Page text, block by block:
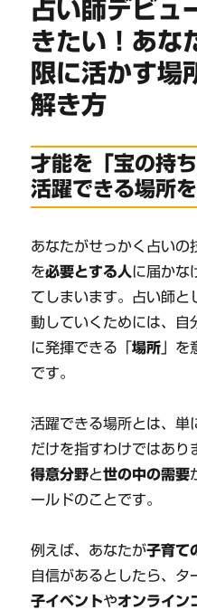
占い師デビュ
きたい！あな
限に活かす場
解き方
才能を「宝の持
活躍できる場所
あなたがせっかく占いの
を必要とする人に届かな
てしまいます。占い師と
動していくためには、自
に発揮できる「場所 」
です。
活躍できる場所とは、単
だけを指すわけではあり
得意分野と世の中の需要
ールドのことです。
例えば、あなたが子育て
自信があるとしたら、タ
子イベントやオンライン